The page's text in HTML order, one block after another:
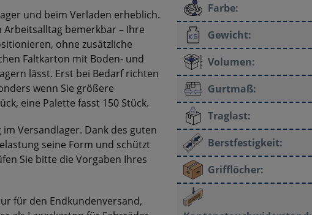
und beim Verladen erheblich.
bemerkbar – Ihre
ohne zusätzliche
Faltkarton mit Boden- und
lässt. Erst bei Bedarf richten
wenn Sie größere
eine Palette fasst 150 Stück.
Versandlager. Dank des guten
seine Form und schützt
Sie bitte die Vorgaben Ihres
für den Endkundenversand,
Farbe:
Gewicht:
Volumen:
Gurtmaß:
Traglast:
Berstfestigkeit:
Grifflöcher: